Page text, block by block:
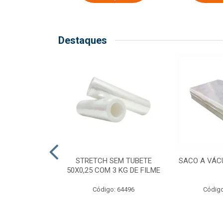
Destaques
STRETCH SEM TUBETE
50X0,25 COM 3 KG DE FILME
Código: 64496
SACO A